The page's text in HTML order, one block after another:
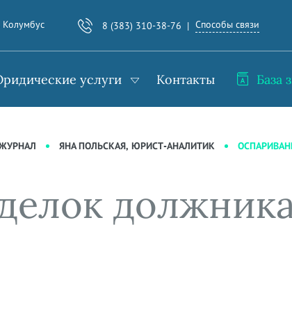
Колумбус 8 (383) 310-38-76 Способы связи
услуги Контакты База
ЯНА ПОЛЬСКАЯ, ЮРИСТ-АНАЛИТИК